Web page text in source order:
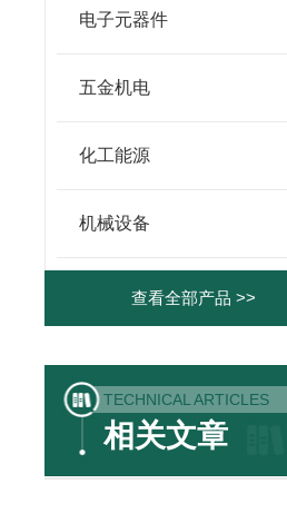
电子元器件
五金机电
化工能源
机械设备
查看全部产品 >>
TECHNICAL ARTICLES
相关文章